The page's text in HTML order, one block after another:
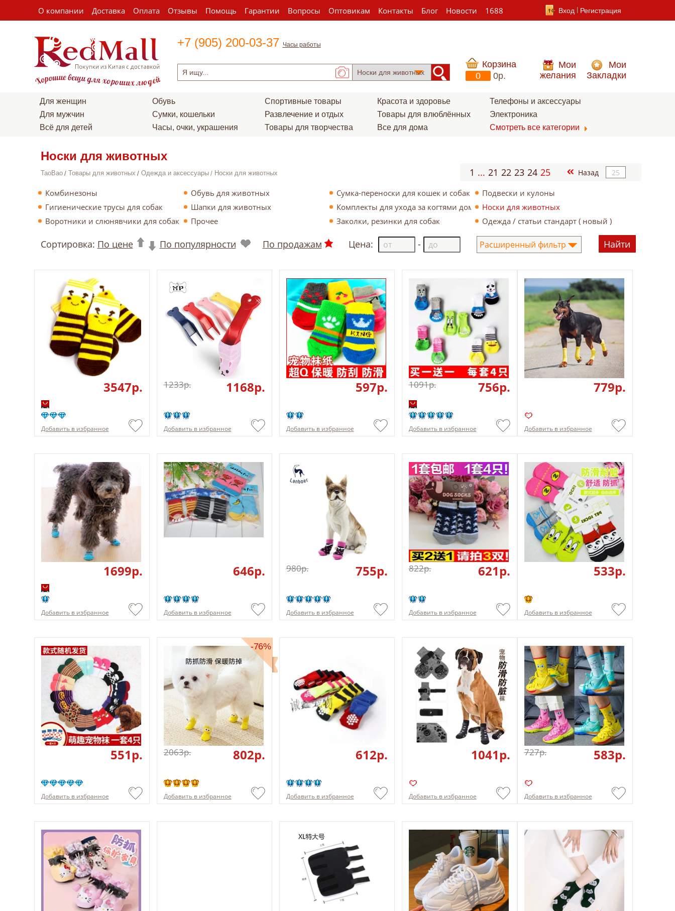
О компании Доставка Оплата Отзывы Помощь Гарантии Вопросы Оптовикам Контакты Блог Новости 1688 Вход Регистрация
+7 (905) 200-03-37 Часы работы
Корзина
0
0p.
Мои
желания
Мои
Закладки
Для женщин
Для мужчин
Всё для детей
Обувь
Сумки, кошельки
Часы, очки, украшения
Спортивные товары
Развлечение и отдых
Товары для творчества
Красота и здоровье
Товары для влюблённых
Все для дома
Телефоны и аксессуары
Электроника
Смотреть все категории
Носки для животных
TaoBao Товары для животных Одежда и аксессуары Носки для животных 1 ... 21 22 23 24 25 Назад
Комбинезоны Обувь для животных Сумка-переноски для кошек и собак
Подвески и кулоны
Гигиенические трусы для собак
Шапки для животных Комплекты для ухода за когтями домашних животных
Носки для животных
Воротники и слюнявчики для собак
Прочее Заколки, резинки для собак Одежда / статьи стандарт ( новый )
Сортировка: По цене По популярности По продажам Цена: - Расширенный фильтр
3547p.
Добавить в избранное
1233p. 1168p.
Добавить в избранное
597p.
Добавить в избранное
1091p. 756p.
Добавить в избранное
779p.
Добавить в избранное
1699p.
Добавить в избранное
646p.
Добавить в избранное
980p. 755p.
Добавить в избранное
822p. 621p.
Добавить в избранное
533p.
Добавить в избранное
551p.
Добавить в избранное
-76%
2063p. 802p.
Добавить в избранное
612p.
Добавить в избранное
1041p.
Добавить в избранное
727p. 583p.
Добавить в избранное